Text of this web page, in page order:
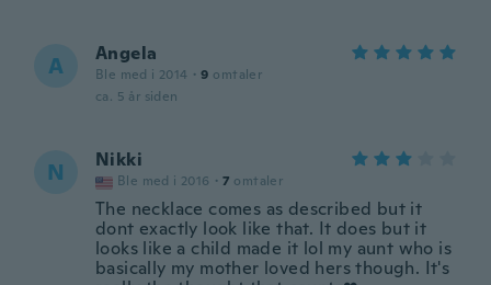
A Angela
Ble med i 2014 · 9 omtaler
ca. 5 år siden
N Nikki
Ble med i 2016 · 7 omtaler
The necklace comes as described but it
dont exactly look like that. It does but it
looks like a child made it lol my aunt who is
basically my mother loved hers though. It's